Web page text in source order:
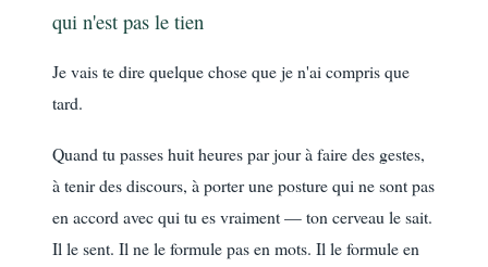
qui n'est pas le tien
Je vais te dire quelque chose que je n'ai compris que
tard.
Quand tu passes huit heures par jour à faire des gestes,
à tenir des discours, à porter une posture qui ne sont pas
en accord avec qui tu es vraiment — ton cerveau le sait.
Il le sent. Il ne le formule pas en mots. Il le formule en